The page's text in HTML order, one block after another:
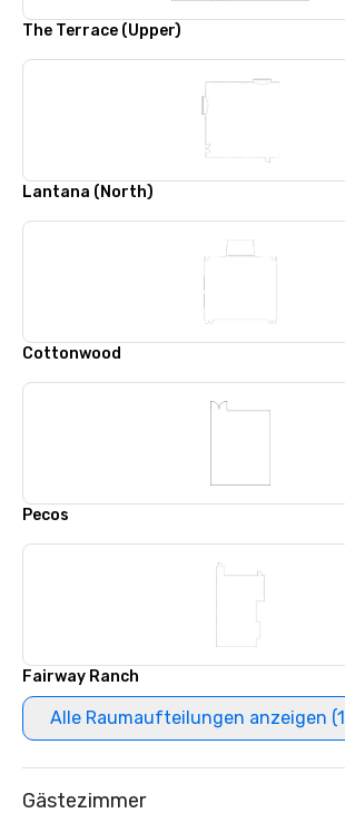
The Terrace (Upper)
Lantana (North)
Cottonwood
Pecos
Fairway Ranch
Alle Raumaufteilungen anzeigen
Gästezimmer